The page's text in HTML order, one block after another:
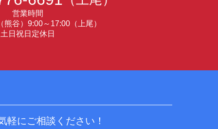
営業時間
熊谷）9:00～17:00（上尾）
土日祝日定休日
軽にご相談ください！